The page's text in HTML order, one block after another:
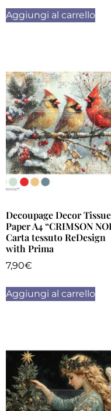
Aggiungi al carrello
Decoupage Decor Tissue
Paper A4 “CRIMSON
Carta tessuto ReDesign
with Prima
7,90€
Aggiungi al carrello